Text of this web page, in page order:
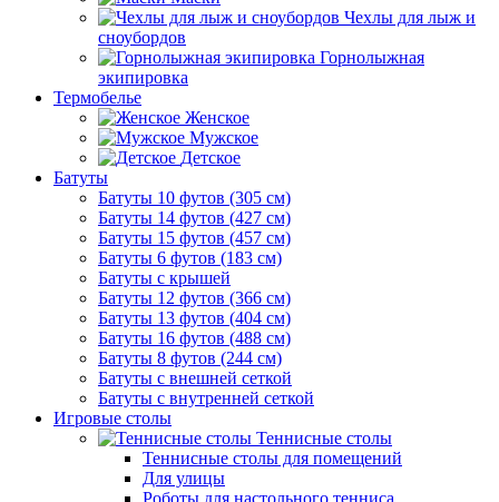
Чехлы для лыж и
сноубордов
Горнолыжная
экипировка
Термобелье
Женское
Мужское
Детское
Батуты
Батуты 10 футов (305 см)
Батуты 14 футов (427 см)
Батуты 15 футов (457 см)
Батуты 6 футов (183 см)
Батуты с крышей
Батуты 12 футов (366 см)
Батуты 13 футов (404 см)
Батуты 16 футов (488 см)
Батуты 8 футов (244 см)
Батуты с внешней сеткой
Батуты с внутренней сеткой
Игровые столы
Теннисные столы
Теннисные столы для помещений
Для улицы
Роботы для настольного тенниса